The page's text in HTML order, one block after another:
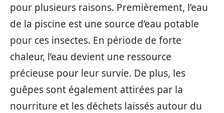
pour plusieurs raisons. Premièrement, l’eau
de la piscine est une source d’eau potable
pour ces insectes. En période de forte
chaleur, l’eau devient une ressource
précieuse pour leur survie. De plus, les
guêpes sont également attirées par la
nourriture et les déchets laissés autour du